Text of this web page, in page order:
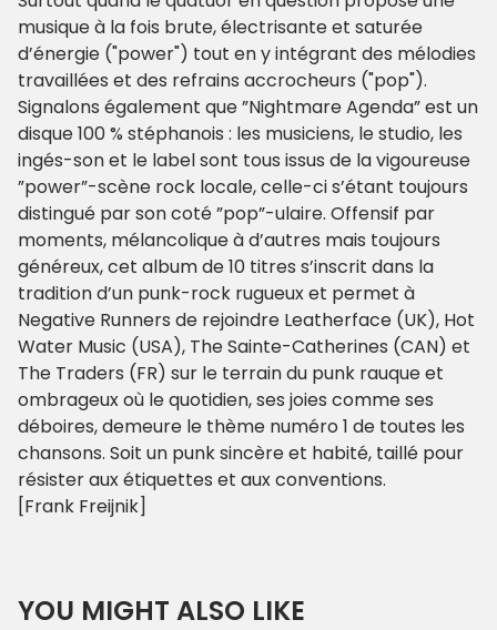
musique à la fois brute, électrisante et saturée
d’énergie ("power") tout en y intégrant des mélodies
travaillées et des refrains accrocheurs ("pop").
Signalons également que ”Nightmare Agenda” est un
disque 100 % stéphanois : les musiciens, le studio, les
ingés-son et le label sont tous issus de la vigoureuse
”power”-scène rock locale, celle-ci s’étant toujours
distingué par son coté ”pop”-ulaire. Offensif par
moments, mélancolique à d’autres mais toujours
généreux, cet album de 10 titres s’inscrit dans la
tradition d’un punk-rock rugueux et permet à
Negative Runners de rejoindre Leatherface (UK), Hot
Water Music (USA), The Sainte-Catherines (CAN) et
The Traders (FR) sur le terrain du punk rauque et
ombrageux où le quotidien, ses joies comme ses
déboires, demeure le thème numéro 1 de toutes les
chansons. Soit un punk sincère et habité, taillé pour
résister aux étiquettes et aux conventions.
[Frank Freijnik]
YOU MIGHT ALSO LIKE